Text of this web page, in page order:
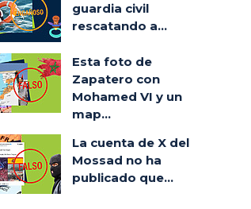
guardia civil
rescatando a...
Esta foto de
Zapatero con
Mohamed VI y un
map...
La cuenta de X del
Mossad no ha
publicado que...